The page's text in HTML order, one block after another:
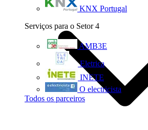
KNX Portugal
Serviços para o Setor 4
AMB3E
Eletrica
INETE
O electricista
Todos os parceiros